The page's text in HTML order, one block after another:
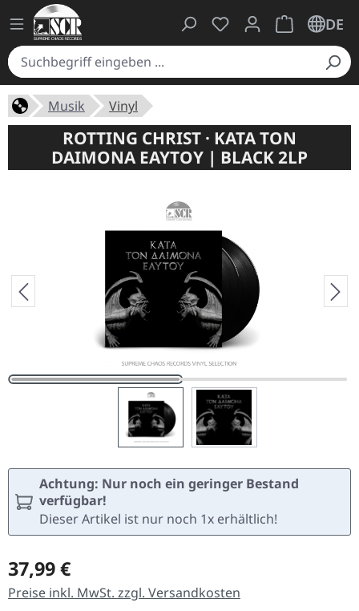
Du hast 0 Produkte
Warenkorb
DE
Musik Vinyl
ROTTING CHRIST · KATA TON
DAIMONA EAYTOY | BLACK 2LP
Achtung: Nur noch ein geringer Bestand
verfügbar!
Dieser Artikel ist nur noch 1x erhältlich!
Regulärer Preis:
37,99 €
Preise inkl. MwSt. zzgl. Versandkosten